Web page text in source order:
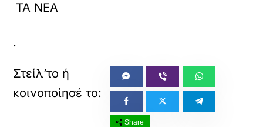
ΤΑ ΝΕΑ
.
Share